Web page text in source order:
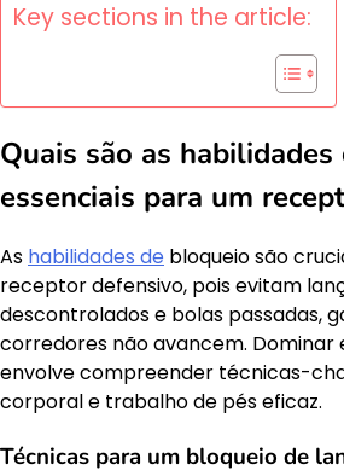
Key sections in the article:
Quais são as
essenciais para um
As habilidades de bloqueio são
receptor defensivo, pois evitam
descontrolados e bolas passadas,
corredores não avancem. Dominar
envolve compreender técnicas-
corporal e trabalho de pés eficaz.
Técnicas para um bloqueio de